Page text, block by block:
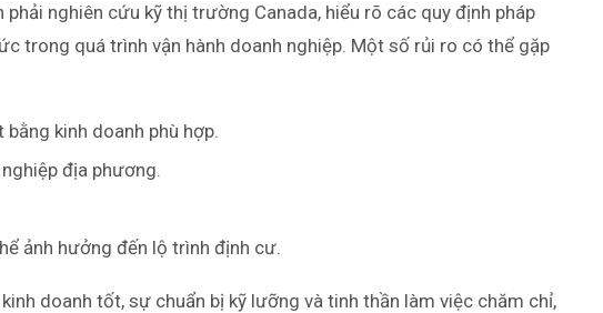
nghiên cứu kỹ thị trường Canada, hiểu rõ các quy định pháp
trong quá trình vận hành doanh nghiệp. Một số rủi ro có thể gặp
kinh doanh phù hợp.
địa phương.
ảnh hưởng đến lộ trình định cư.
doanh tốt, sự chuẩn bị kỹ lưỡng và tinh thần làm việc chăm chỉ,